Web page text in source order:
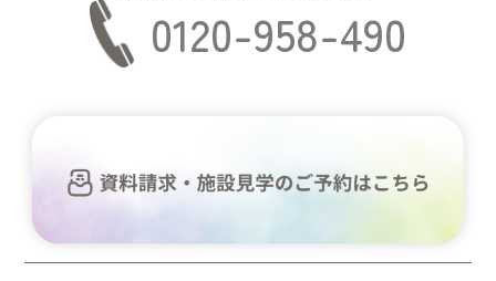
0120-958-490